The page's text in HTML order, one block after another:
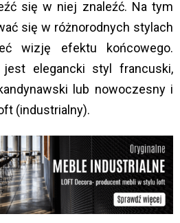
się w niej znaleźć. Na tym
się w różnorodnych stylach
wizję efektu końcowego.
jest elegancki styl francuski,
lub nowoczesny i
(industrialny).